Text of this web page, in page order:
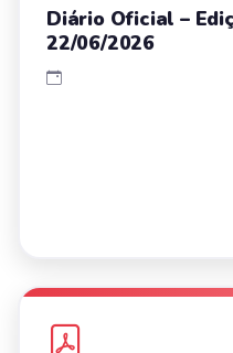
Diário Oficial –
22/06/2026